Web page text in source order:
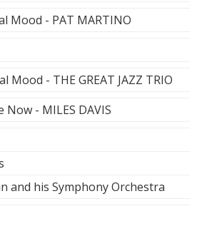
Mood - PAT MARTINO
Mood - THE GREAT JAZZ TRIO
Now - MILES DAVIS
and his Symphony Orchestra